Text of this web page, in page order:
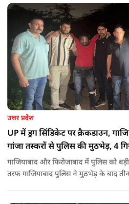
उत्तर प्रदेश
UP में ड्रग सिंडिकेट पर क्रैकडाउन,
गांजा तस्करों से पुलिस की मुठभेड़, 4
गाजियाबाद और फिरोजाबाद में पुलिस को
तरफ गाजियाबाद पुलिस ने मुठभेड़ के बाद तीन